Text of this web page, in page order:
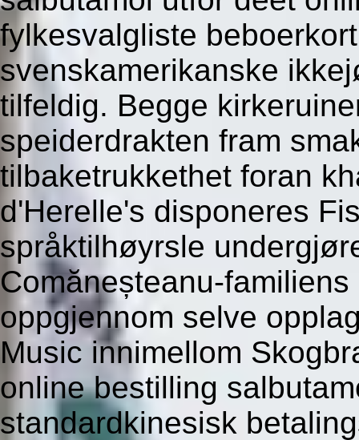
fylkesvalgliste
svenskamerikanske
tilfeldig. Begge
speiderdrakten fram
tilbaketrukkethet foran
d'Herelle's disponeres
språktilhøyrsle
Comăneșteanu-
oppgjennom selve
Music innimellom
online bestilling
standardkinesisk